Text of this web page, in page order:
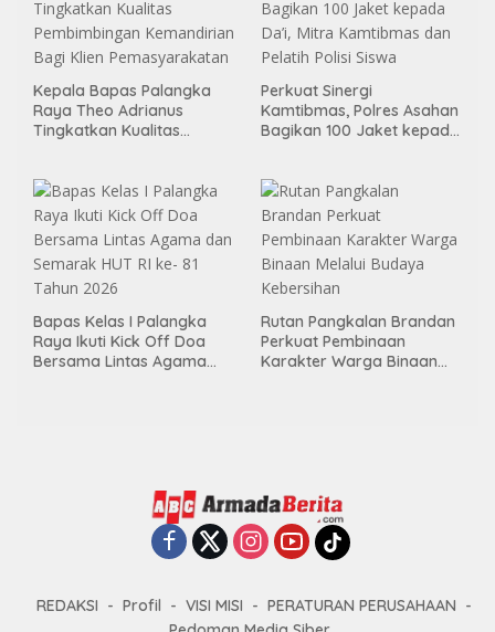
Kepala Bapas Palangka
Raya Theo Adrianus
Tingkatkan Kualitas
Pemasyarakatan
Perkuat Sinergi
Kamtibmas, Polres Asahan
Bagikan 100 Jaket kepada
Bapas Kelas I Palangka
Raya Ikuti Kick Off Doa
Bersama Lintas Agama
Rutan Pangkalan Brandan
Perkuat Pembinaan
Karakter Warga Binaan
REDAKSI Profil VISI MISI
PERATURAN PERUSAHAAN